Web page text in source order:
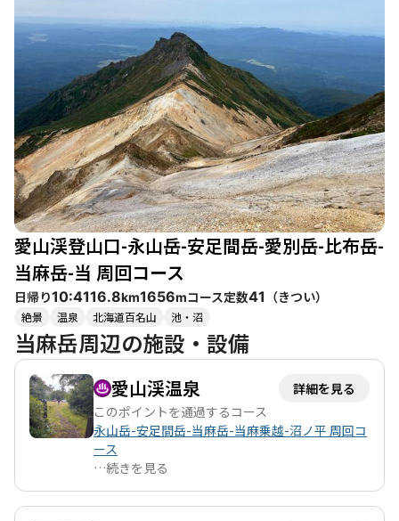
え始めると共に大雪山らしい景色を楽しみ、愛別岳や比布岳の姿
を望むことができます。特に、愛別岳の険しい姿は圧倒的で、登
頂を果たした際の達成感は格別です。コース上では、紅葉やチン
グルマの綿毛が美しく、秋の風情を感じながらの登山が楽しめま
す。 このコースは、初心者から健脚者まで楽しめる内容ですが、
特に愛別岳の登頂は緊張感を伴うため、経験者と一緒に行くこと
をおすすめします。また、風が強い日には特に注意が必要です。
登山後は、愛山渓温泉でのリフレッシュが待っており、温泉の営
業が終了する前に訪れることができた登山者たちは、その思い出
を大切にしています。 アクセスも良好で、駐車場が満車になるこ
ともあるため、早めの出発が推奨されます。周辺には美味しい海
鮮料理を楽しめるお店もあり、登山後の食事も楽しみの一つで
す。全体として、自然の美しさと達成感を味わえる素晴らしい登
山コースです。
愛山渓登山口-永山岳-安足間岳-愛別岳-比布岳-
当麻岳-当 周回コース
日帰り10:4116.8km1656mコース定数41 （きつい）
絶景 温泉 北海道百名山 池・沼
当麻岳周辺の施設・設備
愛山渓温泉
詳細を見る
このポイントを通過するコース
永山岳-安足間岳-当麻岳-当麻乗越-沼ノ平 周回コ
ース
…続きを見る